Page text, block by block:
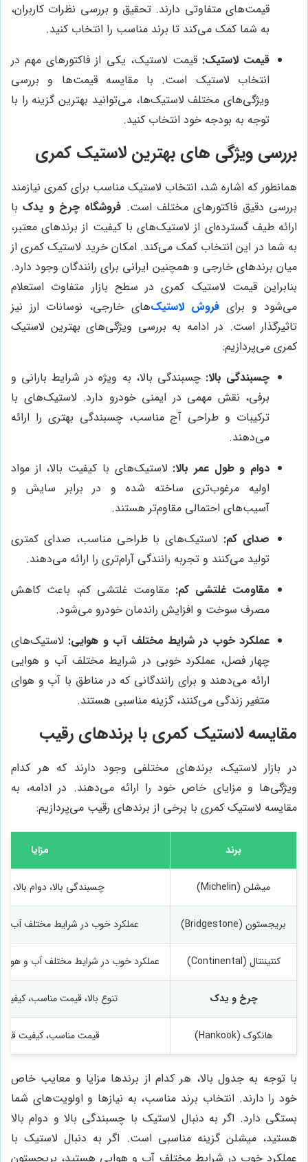
قیمت‌های متفاوتی دارند. تحقیق و بررسی نظرات کاربران،
به شما کمک می‌کند تا برند مناسب را انتخاب کنید.
قیمت لاستیک: قیمت لاستیک، یکی از فاکتورهای مهم در
انتخاب لاستیک است. با مقایسه قیمت‌ها و بررسی
ویژگی‌های مختلف لاستیک‌ها، می‌توانید بهترین گزینه را با
توجه به بودجه خود انتخاب کنید.
بررسی ویژگی های بهترین لاستیک کمری
همانطور که اشاره شد، انتخاب لاستیک مناسب برای کمری نیازمند
بررسی دقیق فاکتورهای مختلف است. فروشگاه چرخ و یدکبا
ارائه طیف گسترده‌ای از لاستیک‌های با کیفیت از برندهای معتبر،
به شما در این انتخاب کمک می‌کند. امکان خرید لاستیک کمری از
میان برندهای خارجی و همچنین ایرانی برای رانندگان وجود دارد.
بنابراین قیمت لاستیک کمری در سطح بازار متفاوت استعلام
می‌شود و برایفروش لاستیک‌های خارجی، نوسانات ارز نیز
تاثیرگذار است. در ادامه به بررسی ویژگی‌های بهترین لاستیک
کمری می‌پردازیم:
چسبندگی بالا: چسبندگی بالا، به ویژه در شرایط بارانی و
برفی، نقش مهمی در ایمنی خودرو دارد. لاستیک‌های با
ترکیبات و طراحی آج مناسب، چسبندگی بهتری را ارائه
می‌دهند.
دوام و طول عمر بالا: لاستیک‌های با کیفیت بالا، از مواد
اولیه مرغوب‌تری ساخته شده و در برابر سایش و
آسیب‌های احتمالی مقاوم‌تر هستند.
صدای کم: لاستیک‌های با طراحی مناسب، صدای کمتری
تولید می‌کنند و تجربه رانندگی آرام‌تری را ارائه می‌دهند.
مقاومت غلتشی کم: مقاومت غلتشی کم، باعث کاهش
مصرف سوخت و افزایش راندمان خودرو می‌شود.
عملکرد خوب در شرایط مختلف آب و هوایی: لاستیک‌های
چهار فصل، عملکرد خوبی در شرایط مختلف آب و هوایی
ارائه می‌دهند و برای رانندگانی که در مناطق با آب و هوای
متغیر زندگی می‌کنند، گزینه مناسبی هستند.
مقایسه لاستیک کمری با برندهای رقیب
در بازار لاستیک، برندهای مختلفی وجود دارند که هر کدام
ویژگی‌ها و مزایای خاص خود را ارائه می‌دهند. در ادامه، به
مقایسه لاستیک کمری با برخی از برندهای رقیب می‌پردازیم:
برند مزایا
میشلن (Michelin) چسبندگی بالا، دوام بالا،
بریجستون (Bridgestone) عملکرد خوب در شرایط مختلف آب و
کنتیننتال (Continental) عملکرد خوب در شرایط مختلف آب و
چرخ و یدک تنوع بالا، قیمت مناسب،
هانکوک (Hankook) قیمت مناسب، کیفیت
با توجه به جدول بالا، هر کدام از برندها مزایا و معایب خاص
خود را دارند. انتخاب برند مناسب، به نیازها و اولویت‌های شما
بستگی دارد. اگر به دنبال لاستیک با چسبندگی بالا و دوام بالا
هستید، میشلن گزینه مناسبی است. اگر به دنبال لاستیک با
عملکرد خوب در شرایط مختلف آب و هوایی هستید، بریجستون